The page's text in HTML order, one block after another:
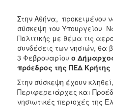
Στην Αθήνα, προκειμένου
σύσκεψη του Υπουργείου
Πολιτικής με θέμα τις
συνδέσεις των νησιών, θα
3 Φεβρουαρίου ο
πρόεδρος της ΠΕΔ
Στην σύσκεψη έχουν
Περιφερειάρχες και
νησιωτικές περιοχές της